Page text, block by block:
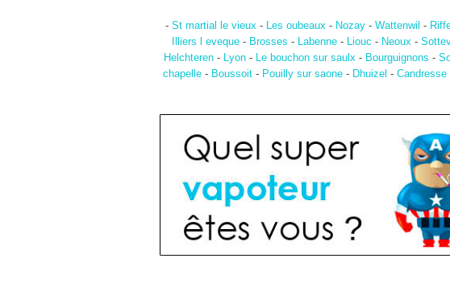
- St martial le vieux- Les oubeaux- Nozay- Wattenwil -
Illiers l eveque- Brosses - Labenne- Liouc - Neoux-
Helchteren- Lyon- Le bouchon sur saulx- Bourguignons -
chapelle - Boussoit - Pouilly sur saone - Dhuizel - Candresse